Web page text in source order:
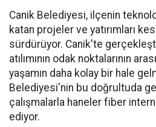
Canik Belediyesi, ilçenin
katan projeler ve yatırımları
sürdürüyor. Canik'te
atılımının odak noktalarının
yaşamın daha kolay bir hale
Belediyesi'nin bu doğrultuda
çalışmalarla haneler fiber
ediyor.